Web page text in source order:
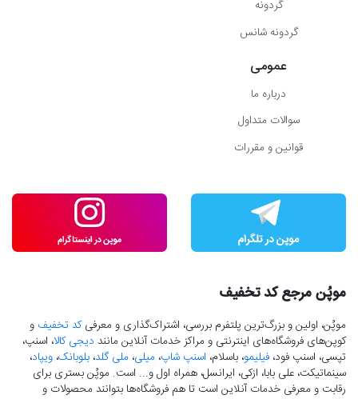
گردونه
گردونه شانس
عمومی
درباره ما
سوالات متداول
قوانین و مقررات
موپُن مرجع کد تخفیف
موپُن، اولین و بزرگ‌ترین پلتفرم بررسی، اشتراک‌گذاری و معرفیکد تخفیف و
کوپن‌های فروشگاه‌های اینترنتی و مراکز خدمات آنلاین مانند دیجی کالا، اسنپ،
تپسی، اسنپ فود، فیلیمو، باسلام، اسنپ شاپ، میلی، ملی گلد، بلوبانک، ویپاد،
سینماتیکت، علی بابا، ازکی، ایرانسل، همراه اول و... است. موپُن بستری برای
رقابت و معرفی خدمات آنلاین است تا هم فروشگاه‌ها بتوانند محصولات و